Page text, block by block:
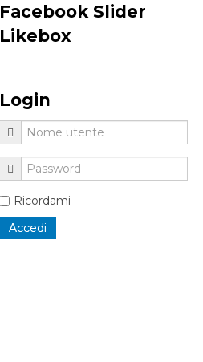
Facebook Slider
Likebox
Login
Ricordami